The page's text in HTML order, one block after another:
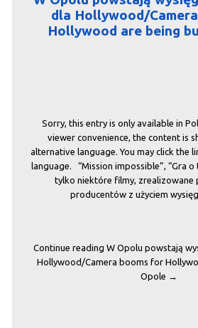
dla Hollywood/
Hollywood are being
Sorry, this entry is only available in
viewer convenience, the content is
alternative language. You may click the
language. “Mission impossible”, “Gra o
tylko niektóre filmy, zrealizowane
producentów z użyciem
Continue reading W Opolu powstają
Hollywood/Camera booms for
Opole →